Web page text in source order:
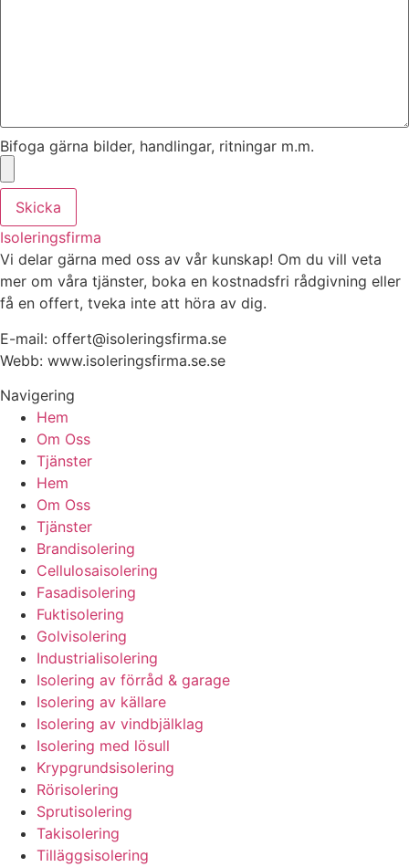
Bifoga gärna bilder, handlingar, ritningar m.m.
Skicka
Isoleringsfirma
Vi delar gärna med oss av vår kunskap! Om du vill veta
mer om våra tjänster, boka en kostnadsfri rådgivning eller
få en offert, tveka inte att höra av dig.
E-mail: offert@isoleringsfirma.se
Webb: www.isoleringsfirma.se.se
Navigering
Hem
Om Oss
Tjänster
Hem
Om Oss
Tjänster
Brandisolering
Cellulosaisolering
Fasadisolering
Fuktisolering
Golvisolering
Industrialisolering
Isolering av förråd & garage
Isolering av källare
Isolering av vindbjälklag
Isolering med lösull
Krypgrundsisolering
Rörisolering
Sprutisolering
Takisolering
Tilläggsisolering